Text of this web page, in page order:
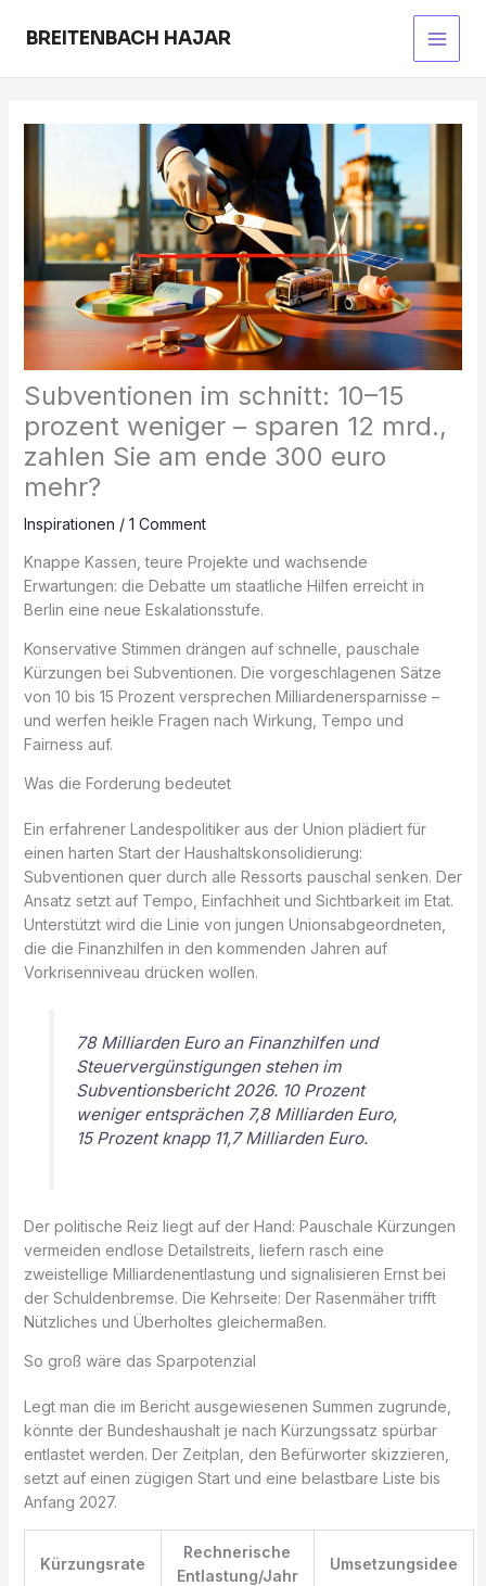
BREITENBACH HAJAR
Main
Subventionen im schnitt: 10–15
prozent weniger – sparen 12 mrd.,
zahlen Sie am ende 300 euro
mehr?
Inspirationen / 1 Comment
Knappe Kassen, teure Projekte und wachsende
Erwartungen: die Debatte um staatliche Hilfen erreicht in
Berlin eine neue Eskalationsstufe.
Konservative Stimmen drängen auf schnelle, pauschale
Kürzungen bei Subventionen. Die vorgeschlagenen Sätze
von 10 bis 15 Prozent versprechen Milliardenersparnisse –
und werfen heikle Fragen nach Wirkung, Tempo und
Fairness auf.
Was die Forderung bedeutet
Ein erfahrener Landespolitiker aus der Union plädiert für
einen harten Start der Haushaltskonsolidierung:
Subventionen quer durch alle Ressorts pauschal senken. Der
Ansatz setzt auf Tempo, Einfachheit und Sichtbarkeit im Etat.
Unterstützt wird die Linie von jungen Unionsabgeordneten,
die die Finanzhilfen in den kommenden Jahren auf
Vorkrisenniveau drücken wollen.
78 Milliarden Euro an Finanzhilfen und
Steuervergünstigungen stehen im
Subventionsbericht 2026. 10 Prozent
weniger entsprächen 7,8 Milliarden Euro,
15 Prozent knapp 11,7 Milliarden Euro.
Der politische Reiz liegt auf der Hand: Pauschale Kürzungen
vermeiden endlose Detailstreits, liefern rasch eine
zweistellige Milliardenentlastung und signalisieren Ernst bei
der Schuldenbremse. Die Kehrseite: Der Rasenmäher trifft
Nützliches und Überholtes gleichermaßen.
So groß wäre das Sparpotenzial
Legt man die im Bericht ausgewiesenen Summen zugrunde,
könnte der Bundeshaushalt je nach Kürzungssatz spürbar
entlastet werden. Der Zeitplan, den Befürworter skizzieren,
setzt auf einen zügigen Start und eine belastbare Liste bis
Anfang 2027.
Kürzungsrate
Rechnerische
Entlastung/Jahr
Umsetzungsidee